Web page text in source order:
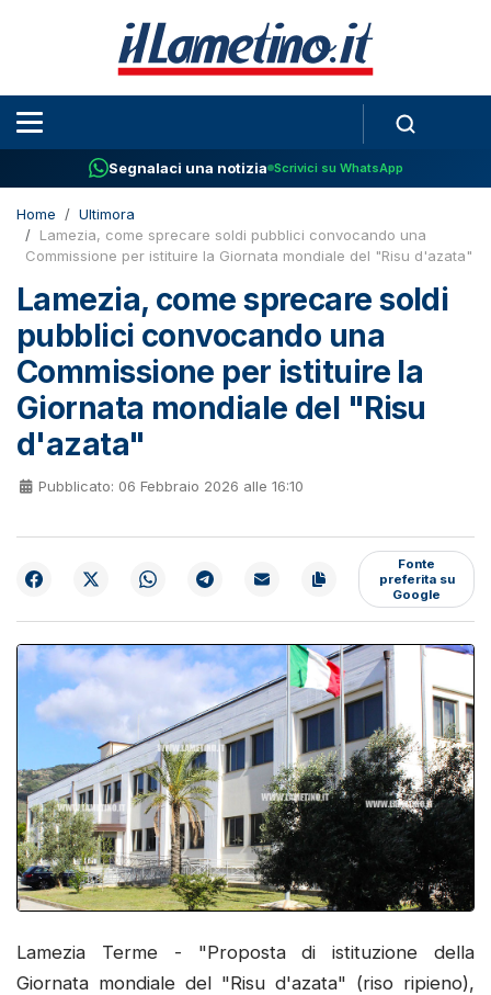
Segnalaci una notizia Scrivici su WhatsApp
Home
Ultimora
Lamezia, come sprecare soldi pubblici convocando una
Commissione per istituire la Giornata mondiale del "Risu d'azata"
Lamezia, come sprecare soldi
pubblici convocando una
Commissione per istituire la
Giornata mondiale del "Risu
d'azata"
Pubblicato: 06 Febbraio 2026 alle 16:10
Fonte
preferita su
Google
Lamezia Terme - "Proposta di istituzione della
Giornata mondiale del "Risu d'azata" (riso ripieno),